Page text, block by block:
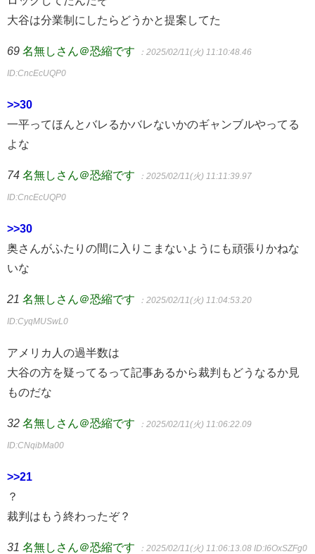
大谷は分業制にしたらどうかと提案してた
69 名無しさん＠恐縮です ：2025/02/11(火) 11:10:48.46
ID:CncEcUQP0
>>30
一平ってほんとバレるかバレないかのギャンブルやってる
よな
74 名無しさん＠恐縮です ：2025/02/11(火) 11:11:39.97
ID:CncEcUQP0
>>30
奥さんがふたりの間に入りこまないようにも頑張りかねな
いな
21 名無しさん＠恐縮です ：2025/02/11(火) 11:04:53.20
ID:CyqMUSwL0
アメリカ人の過半数は
大谷の方を疑ってるって記事あるから裁判もどうなるか見
ものだな
32 名無しさん＠恐縮です ：2025/02/11(火) 11:06:22.09
ID:CNqibMa00
>>21
？
裁判はもう終わったぞ？
31 名無しさん＠恐縮です ：2025/02/11(火) 11:06:13.08 ID:I6OxSZFg0